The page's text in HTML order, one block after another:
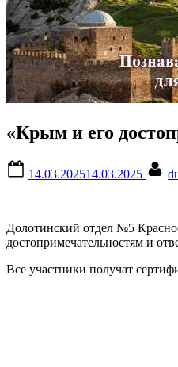
«Крым и его
on
14.03.202514.03.2025
Долотинский отдел №5
достопримечательностям и
Все участники получат